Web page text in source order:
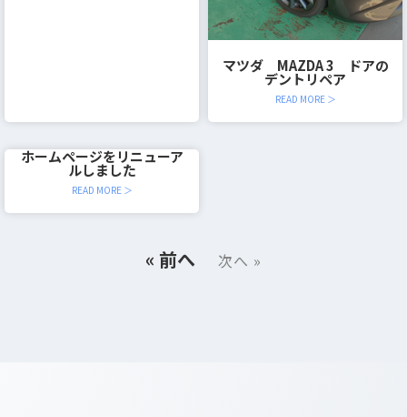
マツダ MAZDA 3 ドアの
デントリペア
READ MORE ＞
ホームページをリニューア
ルしました
READ MORE ＞
« 前へ 次へ »